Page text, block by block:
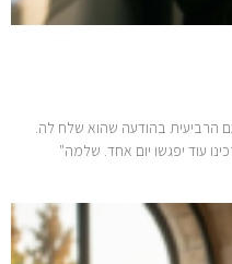
הרביעית בהודעה שהוא שלח לה.
עוד יפגשו יום אחד. שלמה"